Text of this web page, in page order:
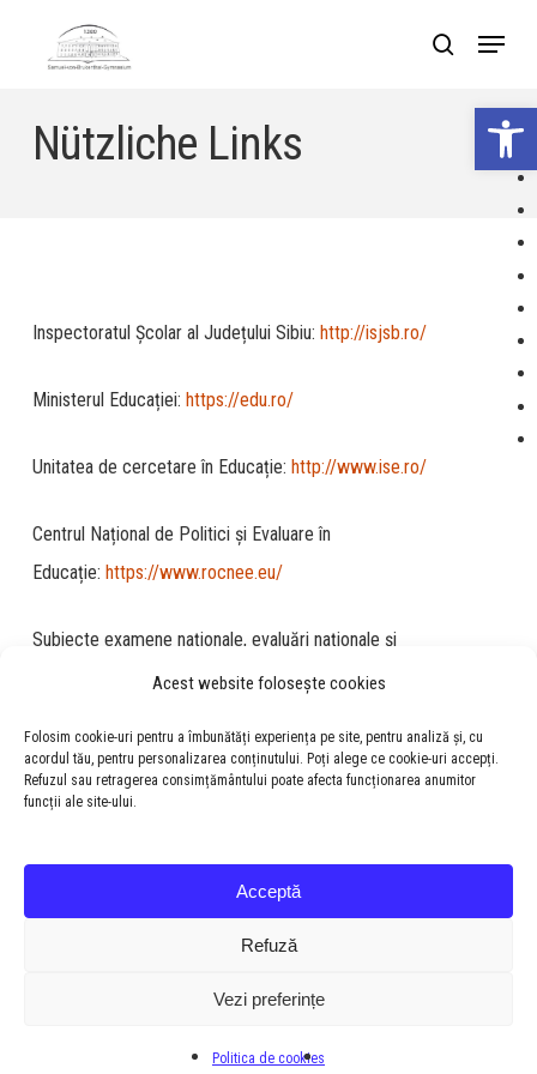
Acest website folosește cookies
Folosim cookie-uri pentru a îmbunătăți experiența pe site, pentru analiză și, cu
acordul tău, pentru personalizarea conținutului. Poți alege ce cookie-uri accepți.
Refuzul sau retragerea consimțământului poate afecta funcționarea anumitor
funcții ale site-ului.
Acceptă
Refuză
Vezi preferințe
Politica de cookies
content
search
Menu
Nützliche Links
Inspectoratul Școlar al Județului Sibiu: http://isjsb.ro/
Ministerul Educației: https://edu.ro/
Unitatea de cercetare în Educație: http://www.ise.ro/
Centrul Național de Politici și Evaluare în
Educație: https://www.rocnee.eu/
Subiecte examene naționale, evaluări naționale și
http://subiecte.edu.ro/
Menu